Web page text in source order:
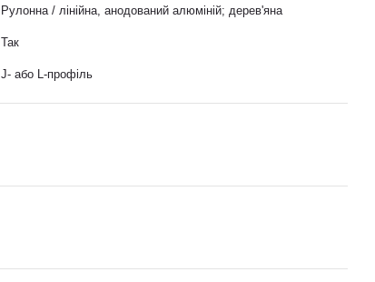
Рулонна / лінійна, анодований алюміній; дерев'яна
Так
J- або L-профіль